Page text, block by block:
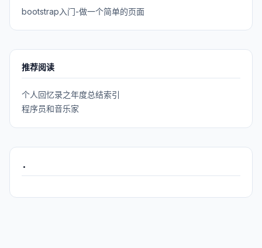
bootstrap入门-做一个简单的页面
推荐阅读
个人回忆录之年度总结索引
程序员和音乐家
.